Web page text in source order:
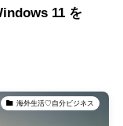
11 を
海外生活♡自分ビジネス